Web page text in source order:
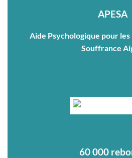
APESA
Aide Psychologique pour
Souffrance
60 000